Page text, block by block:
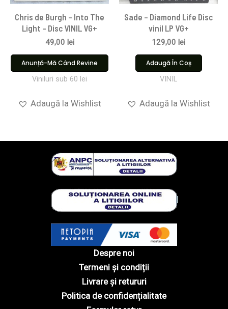
Chris de Burgh – Into The
Light – Disc VINIL VG+
49,00 lei
Anunță-Mă Când Revine
Viniluri sub 60 lei
Adaugă la Wishlist
Sade – Diamond Life Disc
vinil LP VG+
129,00 lei
Adaugă În Coș
VINIL
Adaugă la Wishlist
Despre noi
Termeni și condiții
Livrare și retururi
Politica de confidențialitate